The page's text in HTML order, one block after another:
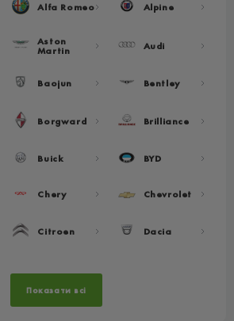
Alfa Romeo Alpine
Aston
Martin Audi
Baojun Bentley
Borgward Brilliance
Buick BYD
Chery Chevrolet
Citroen Dacia
Показати всі